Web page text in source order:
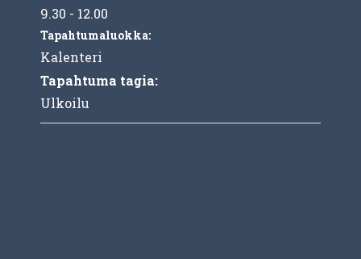
9.30 - 12.00
Tapahtumaluokka:
Kalenteri
Tapahtuma tagia:
Ulkoilu